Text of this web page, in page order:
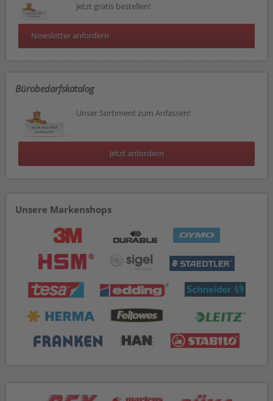
Jetzt gratis bestellen!
Newsletter anfordern
Bürobedarfskatalog
Unser Sortiment zum Anfassen!
Jetzt anfordern
Unsere Markenshops